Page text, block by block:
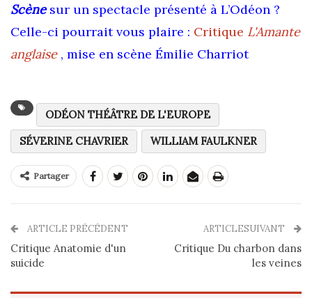
Scènesur un spectacle présenté à L’Odéon ?
Celle-ci pourrait vous plaire : Critique L'Amante
anglaise , mise en scène Émilie Charriot
ODÉON THÉÂTRE DE L'EUROPE
SÉVERINE CHAVRIER
WILLIAM FAULKNER
Partager
ARTICLE PRÉCÉDENT
Critique Anatomie d'un
suicide
ARTICLESUIVANT
Critique Du charbon dans
les veines